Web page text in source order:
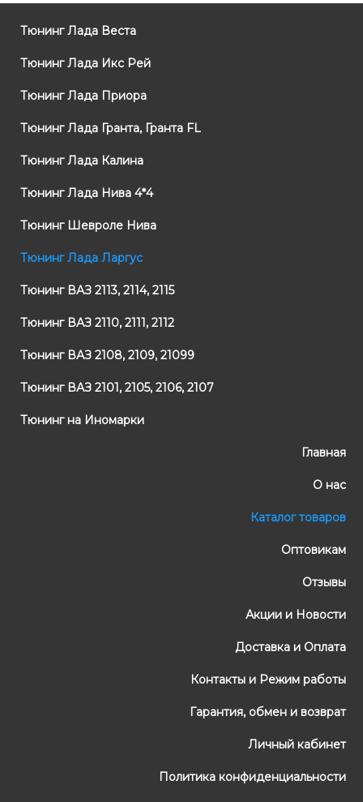
Тюнинг Лада Веста
Тюнинг Лада Икс Рей
Тюнинг Лада Приора
Тюнинг Лада Гранта, Гранта FL
Тюнинг Лада Калина
Тюнинг Лада Нива 4*4
Тюнинг Шевроле Нива
Тюнинг Лада Ларгус
Тюнинг ВАЗ 2113, 2114, 2115
Тюнинг ВАЗ 2110, 2111, 2112
Тюнинг ВАЗ 2108, 2109, 21099
Тюнинг ВАЗ 2101, 2105, 2106, 2107
Тюнинг на Иномарки
Главная
О нас
Каталог товаров
Оптовикам
Отзывы
Акции и Новости
Доставка и Оплата
Контакты и Режим работы
Гарантия, обмен и возврат
Личный кабинет
Политика конфиденциальности